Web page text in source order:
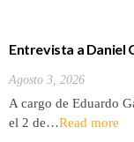
Entrevista a Daniel
Agosto 3, 2026
A cargo de Eduardo
el 2 de…Read more